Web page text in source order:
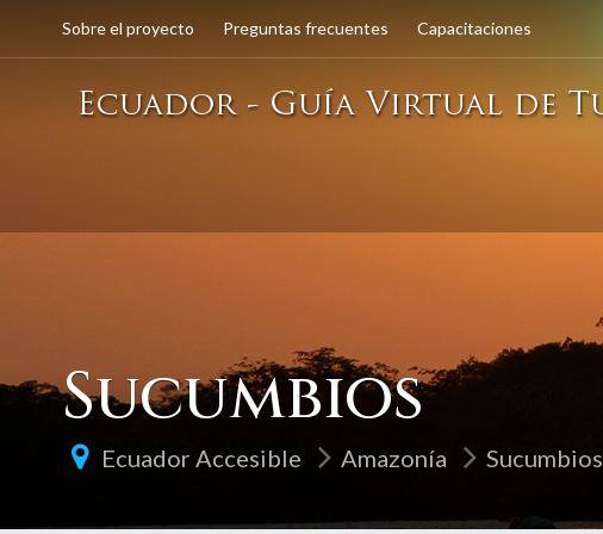
Sobre el proyecto Preguntas frecuentes Capacitaciones
Sucumbios
Ecuador Accesible Amazonía Sucumbios